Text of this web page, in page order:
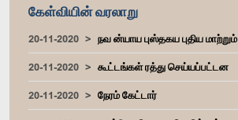
கேள்வியின் வரலாறு
20-11-2020
நவ ன்யாய புஸ்தகய புதிய மாற்றும்
20-11-2020
கூட்டங்கள் ரத்து செய்யப்பட்டன
20-11-2020
நேரம் கேட்டார்